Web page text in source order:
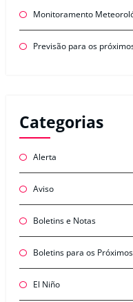
Monitoramento
Previsão para os
Categorias
Alerta
Aviso
Boletins e Notas
Boletins para os
El Niño